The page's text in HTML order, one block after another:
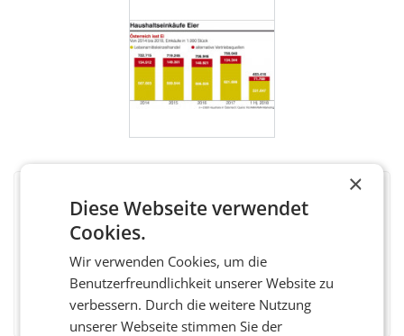
BEWERTEN SIE DIESEN ARTIKEL
FacebookTwitter MessengerWhatsAppLinkedInXING Teilen
×
Diese Webseite verwendet
Cookies.
Wir verwenden Cookies, um die
Benutzerfreundlichkeit unserer Website zu
verbessern. Durch die weitere Nutzung
unserer Webseite stimmen Sie der